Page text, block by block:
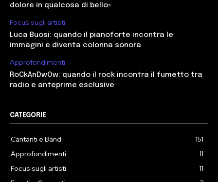
dolore in qualcosa di bello»
Focus sugli artisti
Luca Buosi: quando il pianoforte incontra le
immagini e diventa colonna sonora
Approfondimenti
RoCkAnDwOw: quando il rock incontra il fumetto tra
radio e anteprime esclusive
CATEGORIE
Cantanti e Band
151
Approfondimenti
11
Focus sugli artisti
11